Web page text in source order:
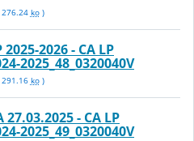
276.24 ko)
2026 - CA LP
2025_48_0320040V
291.16 ko)
27.03.2025 - CA LP
2025_49_0320040V